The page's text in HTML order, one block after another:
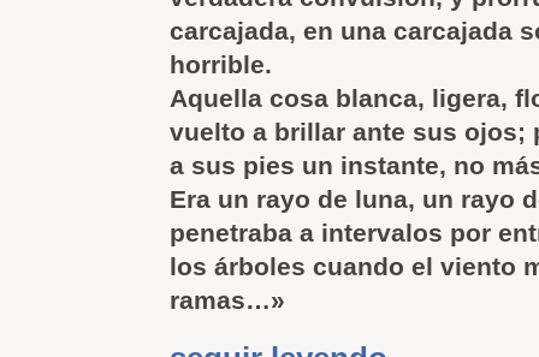
carcajada, en una carcajada
horrible.
Aquella cosa blanca, ligera,
vuelto a brillar ante sus ojos;
a sus pies un instante, no
Era un rayo de luna, un rayo
penetraba a intervalos por
los árboles cuando el viento
ramas…»